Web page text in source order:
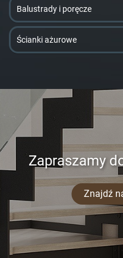
Balustrady i poręcze
Ścianki ażurowe
Zapraszamy
Znajdź